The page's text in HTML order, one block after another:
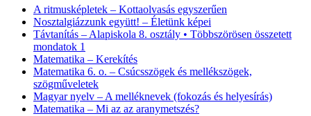
A ritmusképletek – Kottaolvasás egyszerűen
Nosztalgiázzunk együtt! – Életünk képei
Távtanítás – Alapiskola 8. osztály • Többszörösen összetett
mondatok 1
Matematika – Kerekítés
Matematika 6. o. – Csúcsszögek és mellékszögek,
szögműveletek
Magyar nyelv – A melléknevek (fokozás és helyesírás)
Matematika – Mi az az aranymetszés?